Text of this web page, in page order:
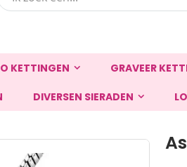
KETTINGEN GRAVEER
DIVERSEN SIERADEN